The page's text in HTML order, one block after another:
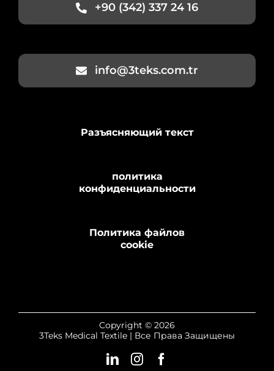
+90 (342) 337 24 16
info@3teks.com.tr
Разъясняющий текст
политика
конфиденциальности
Политика файлов
cookie
Copyright © 2026
3Teks Medical Textile | Все Права Защищены